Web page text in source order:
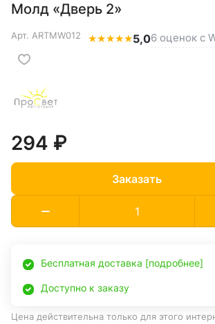
Молд «Дверь 2»
Арт. ARTMW012 ★★★★★5,06 оценок с
294 ₽
Заказать
Бесплатная доставка [подробнее]
Доступно к заказу
Цена действительна только для этого